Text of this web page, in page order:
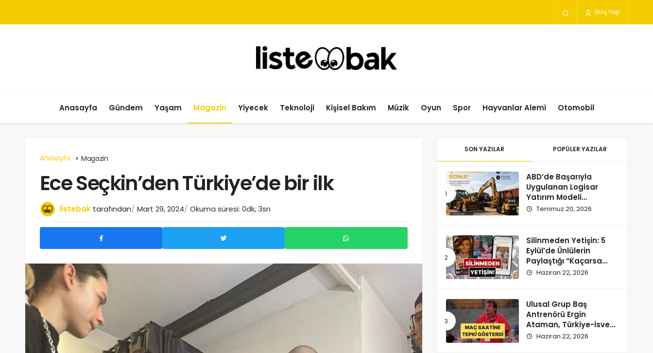
Giriş Yap
Anasayfa Gündem Yaşam Magazin Yiyecek Teknoloji Kişisel Bakım Müzik Oyun Spor Hayvanlar Alemi Otomobil
Anasayfa Magazin
Ece Seçkin’den Türkiye’de bir ilk
listebak tarafından Mart 29, 2024 Okuma süresi: 0dk, 3sn
SON YAZILAR POPÜLER YAZILAR
ABD’de Başarıyla
Uygulanan Logisar
Yatırım Modeli
Türkiye’ye Geliyor
Temmuz 20, 2026
Silinmeden Yetişin: 5
Eylül’de Ünlülerin
Paylaştığı “Kaçarsa
Yazık Olur” Temalı
Haziran 22, 2026
Ulusal Grup Baş
Antrenörü Ergin
Ataman, Türkiye-İsveç
Maçı Saatine
Haziran 22, 2026